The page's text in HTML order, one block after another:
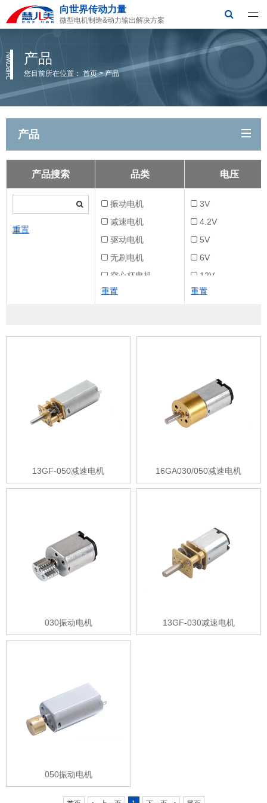
向世界传动力量
微型电机制造&动力输出解决方案
深圳市慧儿美科技有限公司
产品
您目前所在位置： 首页>产品
产品
产品搜索 品类 电压
重置
振动电机
减速电机
驱动电机
无刷电机
空心杯电机
重置
3V
4.2V
5V
6V
12V
24V
重置
13GF-050减速电机 16GA030/050减速电机
030振动电机 13GF-030减速电机
050振动电机